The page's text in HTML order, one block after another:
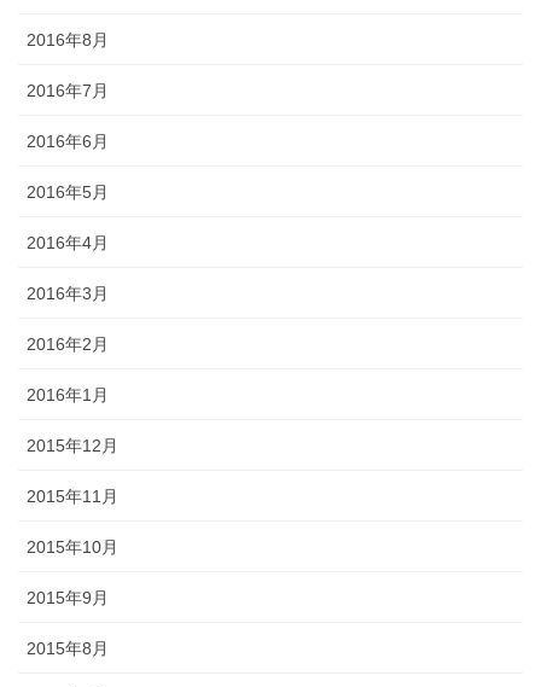
2016年8月
2016年7月
2016年6月
2016年5月
2016年4月
2016年3月
2016年2月
2016年1月
2015年12月
2015年11月
2015年10月
2015年9月
2015年8月